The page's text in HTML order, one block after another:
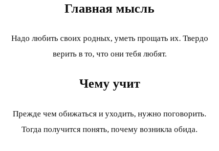
Главная мысль
Надо любить своих родных, уметь прощать их. Твердо
верить в то, что они тебя любят.
Чему учит
Прежде чем обижаться и уходить, нужно поговорить.
Тогда получится понять, почему возникла обида.